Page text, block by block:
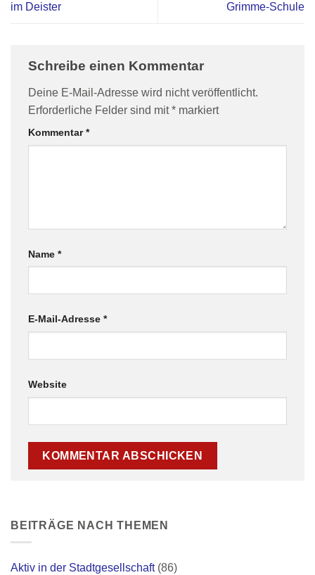
im Deister Grimme-Schule
Schreibe einen Kommentar
Deine E-Mail-Adresse wird nicht veröffentlicht.
Erforderliche Felder sind mit* markiert
Kommentar*
Name *
E-Mail-Adresse *
Website
BEITRÄGE NACH THEMEN
Aktiv in der Stadtgesellschaft(86)